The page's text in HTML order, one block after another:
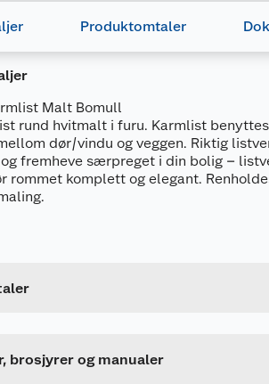
Produktomtaler
Malt Bomull
rund hvitmalt i furu. Karmlist
dør/vindu og veggen. Riktig
fremheve særpreget i din bolig –
rommet komplett og elegant.
brosjyrer og manualer
artikkelnummer